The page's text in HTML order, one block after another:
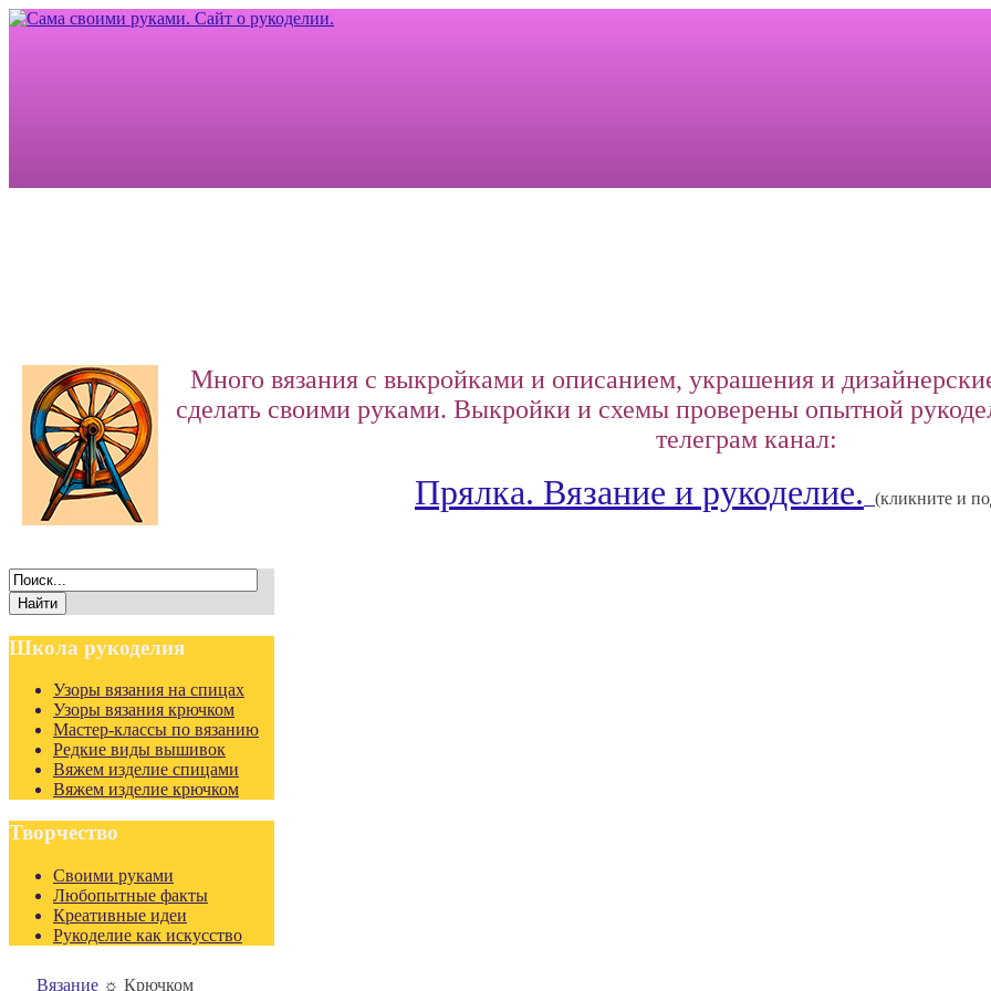
Много вязания с выкройками и описанием, украшения и
сделать своими руками. Выкройки и схемы проверены опытной
телеграм канал:
Прялка. Вязание и рукоделие. (кликните и
Школа рукоделия
Узоры вязания на спицах
Узоры вязания крючком
Мастер-классы по вязанию
Редкие виды вышивок
Вяжем изделие спицами
Вяжем изделие крючком
Творчество
Своими руками
Любопытные факты
Креативные идеи
Рукоделие как искусство
Вязание ☼ Крючком